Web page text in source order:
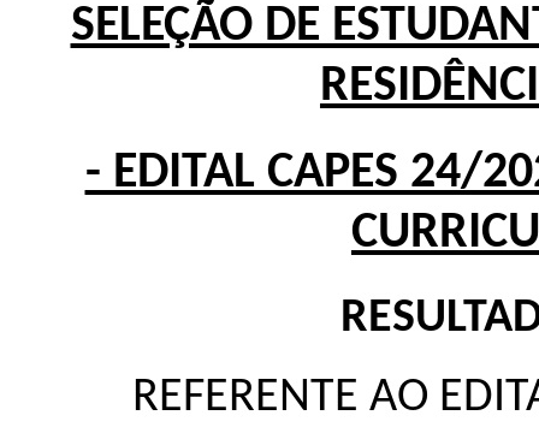
SELEÇÃO DE
- EDITAL CAPES 24/
REFERENTE AO